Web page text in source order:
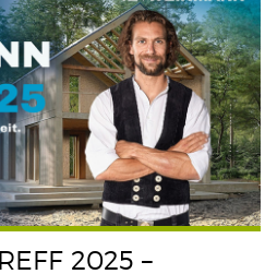
2025 –